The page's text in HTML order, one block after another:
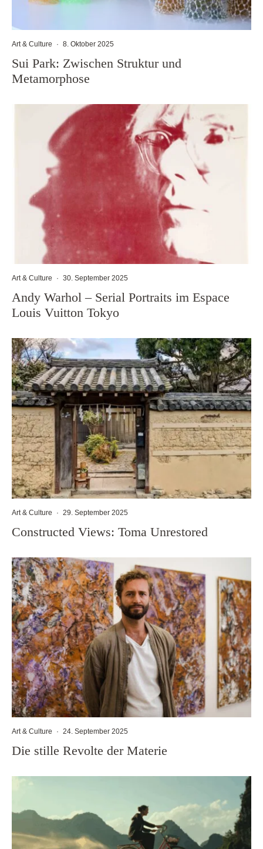
Art & Culture · 8. Oktober 2025
Sui Park: Zwischen Struktur und
Metamorphose
Art & Culture · 30. September 2025
Andy Warhol – Serial Portraits im Espace
Louis Vuitton Tokyo
Art & Culture · 29. September 2025
Constructed Views: Toma Unrestored
Art & Culture · 24. September 2025
Die stille Revolte der Materie